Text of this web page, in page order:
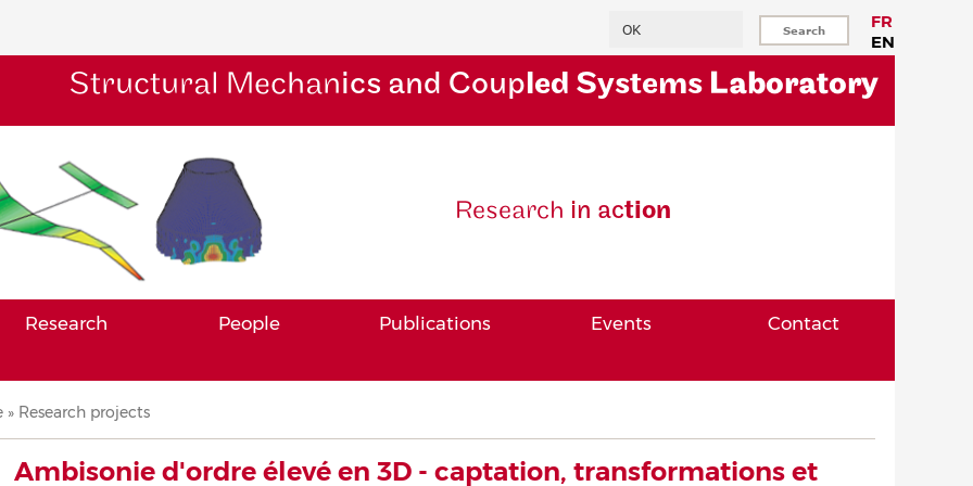
FR
EN
Structural Mechanics and Coupled Systems Laboratory
Research in action
Research People Publications Events Contact
Research projects
Ambisonie d'ordre élevé en 3D - captation, transformations et